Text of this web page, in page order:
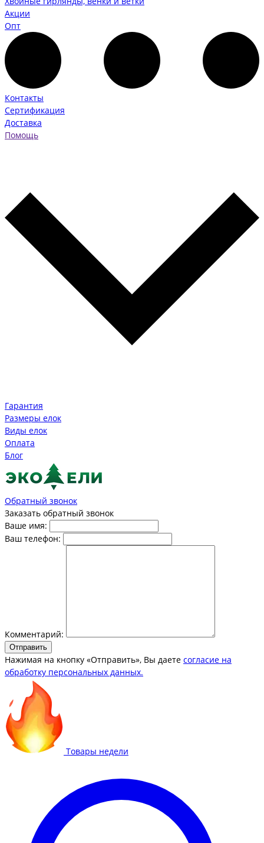
Акции
Опт
Контакты
Сертификация
Доставка
Помощь
Гарантия
Размеры елок
Виды елок
Оплата
Блог
Обратный звонок
Заказать обратный звонок
Ваше имя:
Ваш телефон:
Комментарий:
Отправить
Нажимая на кнопку «Отправить», Вы даете согласие на
обработку персональных данных.
Товары недели